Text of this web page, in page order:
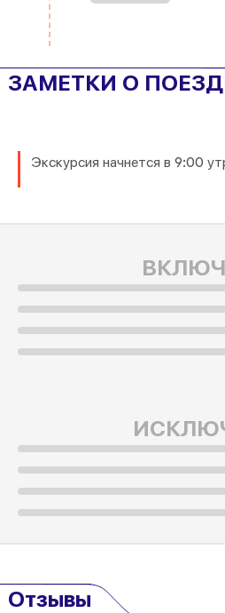
ЗАМЕТКИ О
Экскурсия начнется в 9:00
Отзывы